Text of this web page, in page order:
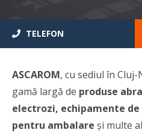
TELEFON
ASCAROM, cu sediul în
gamă largă de produse
electrozi, echipamente
pentru ambalare și multe